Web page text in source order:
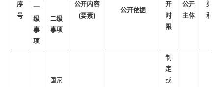
序
号
公开内容
(要素)
公开依据
开
时
限
公开
主体
渠道
和载
一
级
事
项
二级
事项
国家
制
定
或